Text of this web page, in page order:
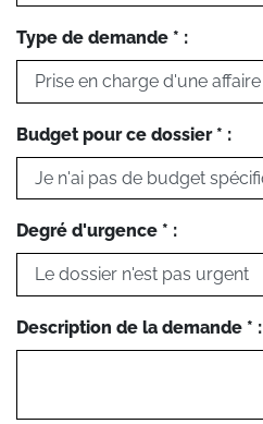
Type de demande * :
Budget pour ce dossier * :
Degré d'urgence * :
Description de la demande * :